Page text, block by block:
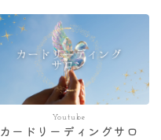
Youtube
カードリーディングサロ